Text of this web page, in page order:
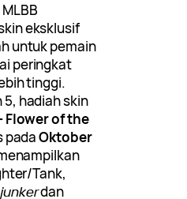
eksklusif
untuk pemain
peringkat
tinggi.
hadiah skin
Flower of the
padaOktober
Tank,
junkerdan